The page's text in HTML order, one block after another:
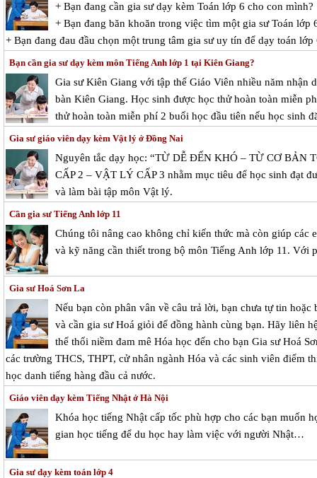
+ Bạn đang cần gia sư dạy kèm Toán lớp 6 cho con mình?
+ Bạn đang băn khoăn trong việc tìm một gia sư Toán lớp
+ Bạn đang đau đầu chọn một trung tâm gia sư uy tín để dạy toán lớp
Bạn cần gia sư dạy kèm môn Tiếng Anh lớp 1 tại Kiên Giang?
Gia sư Kiên Giang với tập thể Giáo Viên nhiều năm nhận
bàn Kiên Giang. Học sinh được học thử hoàn toàn miễn
thử hoàn toàn miễn phí 2 buổi học đầu tiên nếu học sinh
Gia sư giáo viên dạy kèm Vật lý ở Đồng Nai
Nguyên tắc dạy học: “TỪ DỄ ĐẾN KHÓ – TỪ CƠ BẢN
CẤP 2 – VẬT LÝ CẤP 3 nhằm mục tiêu để học sinh đạt
và làm bài tập môn Vật lý.
Cần gia sư Tiếng Anh lớp 11
Chúng tôi nâng cao không chỉ kiến thức mà còn giúp các
và kỹ năng cần thiết trong bộ môn Tiếng Anh lớp 11. Với
Gia sư Hoá Sơn La
Nếu bạn còn phân vân về câu trả lời, bạn chưa tự tin
và cần gia sư Hoá giỏi để đồng hành cùng bạn. Hãy liên
thể thổi niềm đam mê Hóa học đến cho bạn Gia sư Hoá
các trường THCS, THPT, cử nhân ngành Hóa và các sinh viên điểm
học danh tiếng hàng đầu cả nước.
Giáo viên dạy kèm Tiếng Nhật ở Hà Nội
Khóa học tiếng Nhật cấp tốc phù hợp cho các bạn muốn
gian học tiếng để du học hay làm việc với người Nhật…
Gia sư dạy kèm toán lớp 4